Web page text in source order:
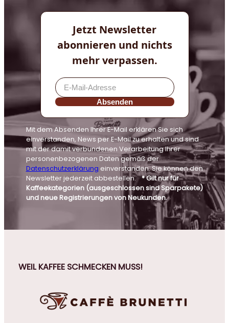
Jetzt Newsletter
abonnieren und nichts
mehr verpassen.
Absenden
Mit dem Absenden Ihrer E-Mail erklären Sie sich
einverstanden, News per E-Mail zu erhalten und sind
mit der damit verbundenen Verarbeitung Ihrer
personenbezogenen Daten gemäß der
Datenschutzerklärung einverstanden. Sie können den
Newsletter jederzeit abbestellen.* Gilt nur für
Kaffeekategorien (ausgeschlossen sind Sparpakete)
und neue Registrierungen von Neukunden.
WEIL KAFFEE SCHMECKEN MUSS!